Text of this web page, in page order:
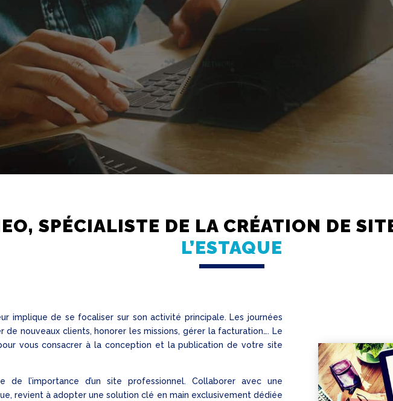
SPÉCIALISTE DE LA CRÉATION DE
L’ESTAQUE
implique de se focaliser sur son activité principale. Les journées
de nouveaux clients, honorer les missions, gérer la facturation…. Le
vous consacrer à la conception et la publication de votre site
de l’importance d’un site professionnel. Collaborer avec une
revient à adopter une solution clé en main exclusivement dédiée